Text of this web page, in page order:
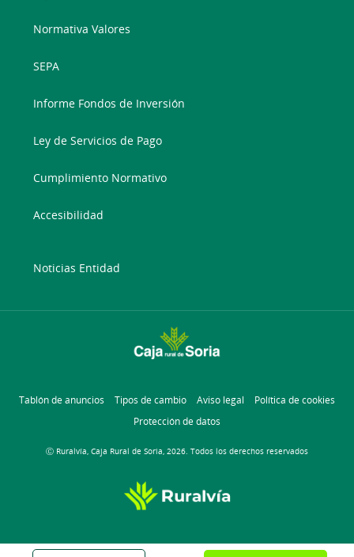
Normativa Valores
SEPA
Informe Fondos de Inversión
Ley de Servicios de Pago
Cumplimiento Normativo
Accesibilidad
Noticias Entidad
Tablón de anuncios Tipos de cambio Aviso legal
Política de cookies
Protección de datos
Ⓒ Ruralvía, Caja Rural de Soria, 2026. Todos los derechos reservados